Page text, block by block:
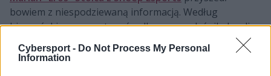
Cybersport - Do Not Process My Personal
Information
bowiem z niespodziewaną informacją. Według
hiszpańskiego reportera środkowy oraz leśnik doszli
do porozumienia z organizacją w sprawie przedłużenia
kontraktów. Dotychczasowe miały zakończyć się w